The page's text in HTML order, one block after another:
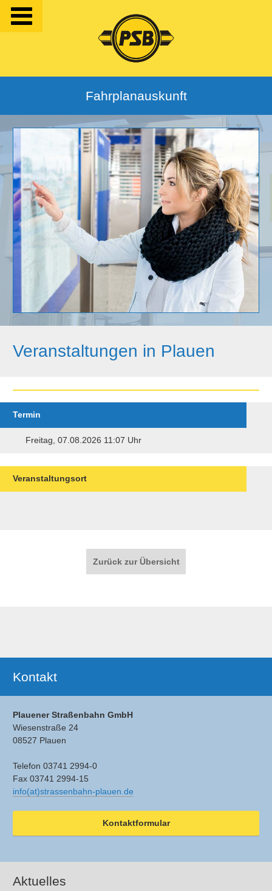
Fahrplanauskunft
Veranstaltungen in Plauen
Termin
Freitag, 07.08.2026 11:07 Uhr
Veranstaltungsort
Zurück zur Übersicht
Kontakt
Plauener Straßenbahn GmbH
Wiesenstraße 24
08527 Plauen
Telefon 03741 2994-0
Fax 03741 2994-15
info(at)strassenbahn-plauen.de
Kontaktformular
Aktuelles